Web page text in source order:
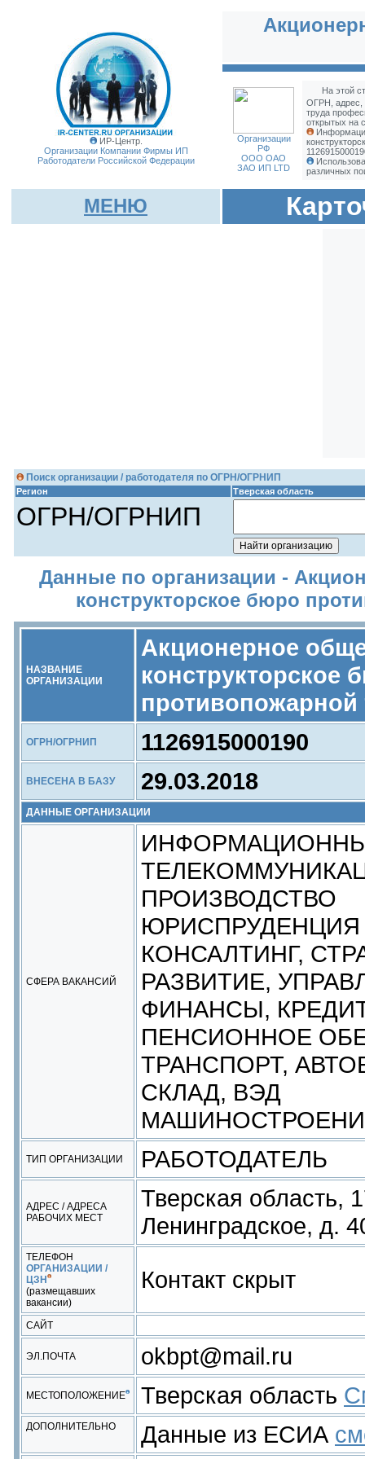
ИР-Центр.
Организации Компании Фирмы ИП
Работодатели Российской Федерации
Организации
РФ
ООО ОАО
ЗАО ИП LTD
На этой
ОГРН, адрес,
труда
открытых на
различных
МЕНЮ
Поиск организации / работодателя по ОГРН/ОГРНИП
Регион Тверская область
ОГРН/ОГРНИП
Данные по организации -
конструкторское бюро
НАЗВАНИЕ
ОРГАНИЗАЦИИ
Акционерное
конструкторское
противопожарной
ОГРН/ОГРНИП 1126915000190
ВНЕСЕНА В БАЗУ 29.03.2018
ДАННЫЕ ОРГАНИЗАЦИИ
СФЕРА ВАКАНСИЙ
ПРОИЗВОДСТВО
ЮРИСПРУДЕНЦИЯ
КОНСАЛТИНГ,
РАЗВИТИЕ,
ФИНАНСЫ,
ПЕНСИОННОЕ
ТРАНСПОРТ,
СКЛАД, ВЭД
ТИП ОРГАНИЗАЦИИ РАБОТОДАТЕЛЬ
АДРЕС / АДРЕСА
РАБОЧИХ МЕСТ
Тверская область,
Ленинградское, д.
ТЕЛЕФОН
ОРГАНИЗАЦИИ /
ЦЗН
(размещавших
вакансии)
Контакт скрыт
САЙТ
ЭЛ.ПОЧТА okbpt@mail.ru
МЕСТОПОЛОЖЕНИЕ Тверская область
ДОПОЛНИТЕЛЬНО Данные из ЕСИА